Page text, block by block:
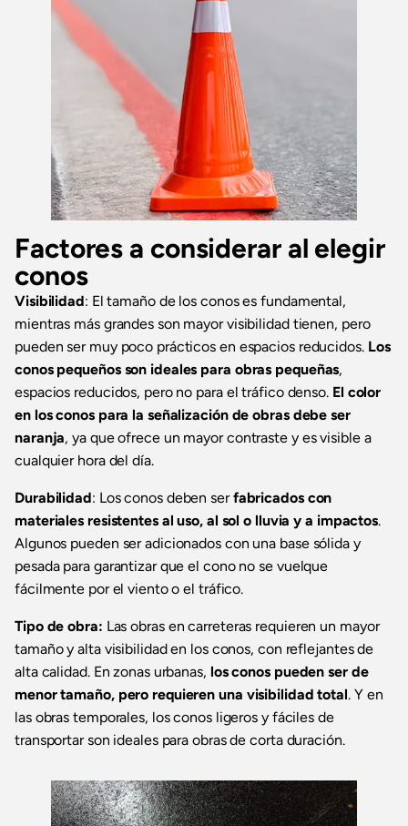
Factores a considerar al elegir
conos
Visibilidad: El tamaño de los conos es fundamental,
mientras más grandes son mayor visibilidad tienen, pero
pueden ser muy poco prácticos en espacios reducidos. Los
conos pequeños son ideales para obras pequeñas,
espacios reducidos, pero no para el tráfico denso. El color
en los conos para la señalización de obras debe ser
naranja, ya que ofrece un mayor contraste y es visible a
cualquier hora del día.
Durabilidad: Los conos deben serfabricados con
materiales resistentes al uso, al sol o lluvia y a impactos.
Algunos pueden ser adicionados con una base sólida y
pesada para garantizar que el cono no se vuelque
fácilmente por el viento o el tráfico.
Tipo de obra: Las obras en carreteras requieren un mayor
tamaño y alta visibilidad en los conos, con reflejantes de
alta calidad. En zonas urbanas, los conos pueden ser de
menor tamaño, pero requieren una visibilidad total. Y en
las obras temporales, los conos ligeros y fáciles de
transportar son ideales para obras de corta duración.